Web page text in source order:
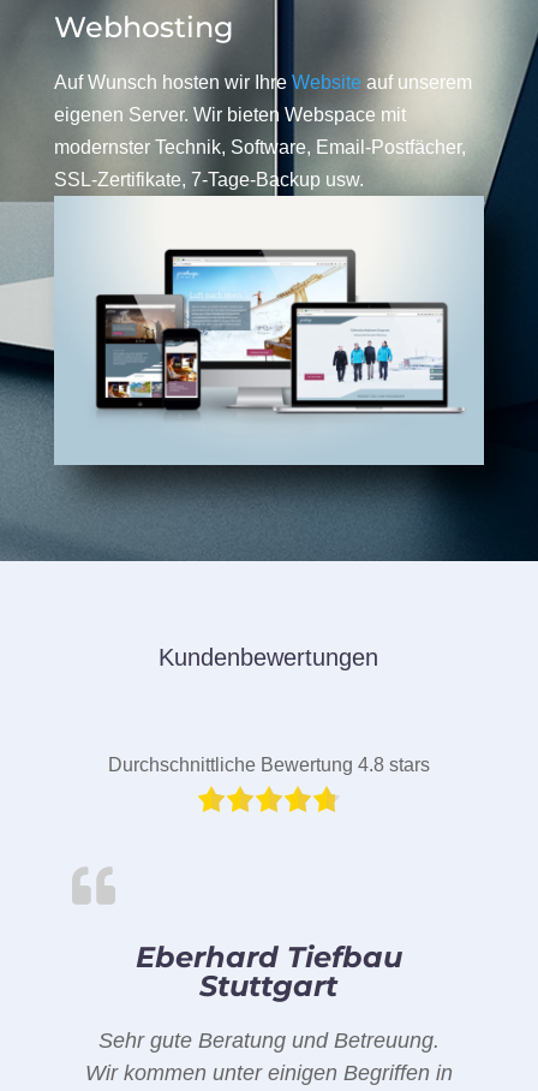
Webhosting
Auf Wunsch hosten wir Ihre Website auf unserem
eigenen Server. Wir bieten Webspace mit
modernster Technik, Software, Email-Postfächer,
SSL-Zertifikate, 7-Tage-Backup usw.
Kundenbewertungen
Durchschnittliche Bewertung 4.8 stars
Eberhard Tiefbau
Stuttgart
Sehr gute Beratung und Betreuung.
Wir kommen unter einigen Begriffen in